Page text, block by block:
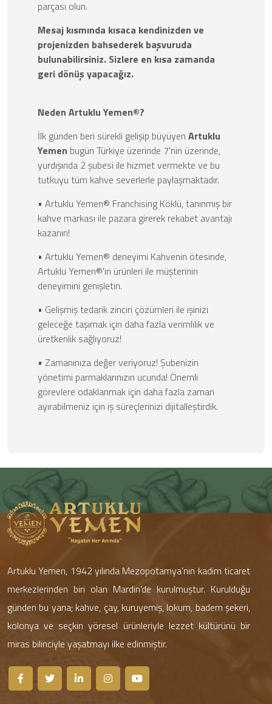
parçası olun.
Mesaj kısmında kısaca kendinizden ve
projenizden bahsederek başvuruda
bulunabilirsiniz. Sizlere en kısa zamanda
geri dönüş yapacağız.
Neden Artuklu Yemen®?
İlk günden beri sürekli gelişip büyüyen Artuklu
Yemen bugün Türkiye üzerinde 7'nin üzerinde,
yurdışında 2 şubesi ile hizmet vermekte ve bu
tutkuyu tüm kahve severlerle paylaşmaktadır.
• Artuklu Yemen® Franchising Köklü, tanınmış bir
kahve markası ile pazara girerek rekabet avantajı
kazanın!
• Artuklu Yemen® deneyimi Kahvenin ötesinde,
Artuklu Yemen®'in ürünleri ile müşterinin
deneyimini genişletin.
• Gelişmiş tedarik zinciri çözümleri ile işinizi
geleceğe taşımak için daha fazla verimlilik ve
üretkenlik sağlıyoruz!
• Zamanınıza değer veriyoruz! Şubenizin
yönetimi parmaklarınızın ucunda! Önemli
görevlere odaklanmak için daha fazla zaman
ayırabilmeniz için iş süreçlerinizi dijitalleştirdik.
Artuklu Yemen, 1942 yılında Mezopotamya’nın kadim ticaret
merkezlerinden biri olan Mardin’de kurulmuştur. Kurulduğu
günden bu yana; kahve, çay, kuruyemiş, lokum, badem şekeri,
kolonya ve seçkin yöresel ürünleriyle lezzet kültürünü bir
miras bilinciyle yaşatmayı ilke edinmiştir.